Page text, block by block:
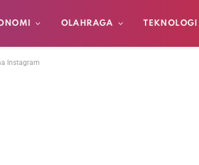
OLAHRAGA TEKNOLOGI
Instagram